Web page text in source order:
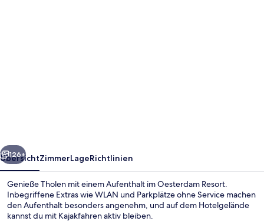
Weiter
126+
ÜbersichtZimmerLageRichtlinien
Genieße Tholen mit einem Aufenthalt im Oesterdam Resort.
Inbegriffene Extras wie WLAN und Parkplätze ohne Service machen
den Aufenthalt besonders angenehm, und auf dem Hotelgelände
kannst du mit Kajakfahren aktiv bleiben.